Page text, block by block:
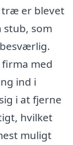
er blevet
som
med
ind i
i at fjerne
hvilket
muligt